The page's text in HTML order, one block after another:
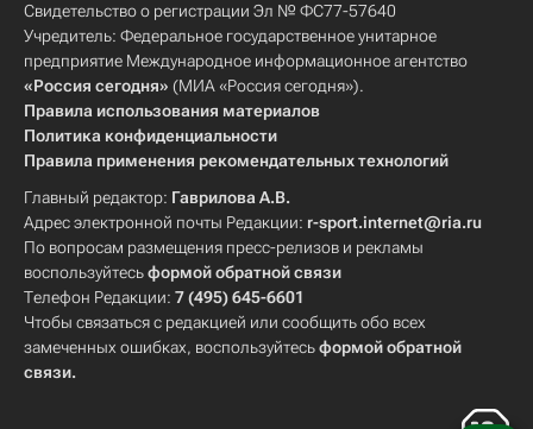
Свидетельство о регистрации Эл № ФС77-57640
Учредитель: Федеральное государственное унитарное
предприятие Международное информационное агентство
«Россия сегодня» (МИА «Россия сегодня»).
Правила использования материалов
Политика конфиденциальности
Правила применения рекомендательных технологий
Главный редактор: Гаврилова А.В.
Адрес электронной почты Редакции: r-sport.internet@ria.ru
По вопросам размещения пресс-релизов и рекламы
воспользуйтесьформой обратной связи
Телефон Редакции: 7 (495) 645-6601
Чтобы связаться с редакцией или сообщить обо всех
замеченных ошибках, воспользуйтесьформой обратной
связи.